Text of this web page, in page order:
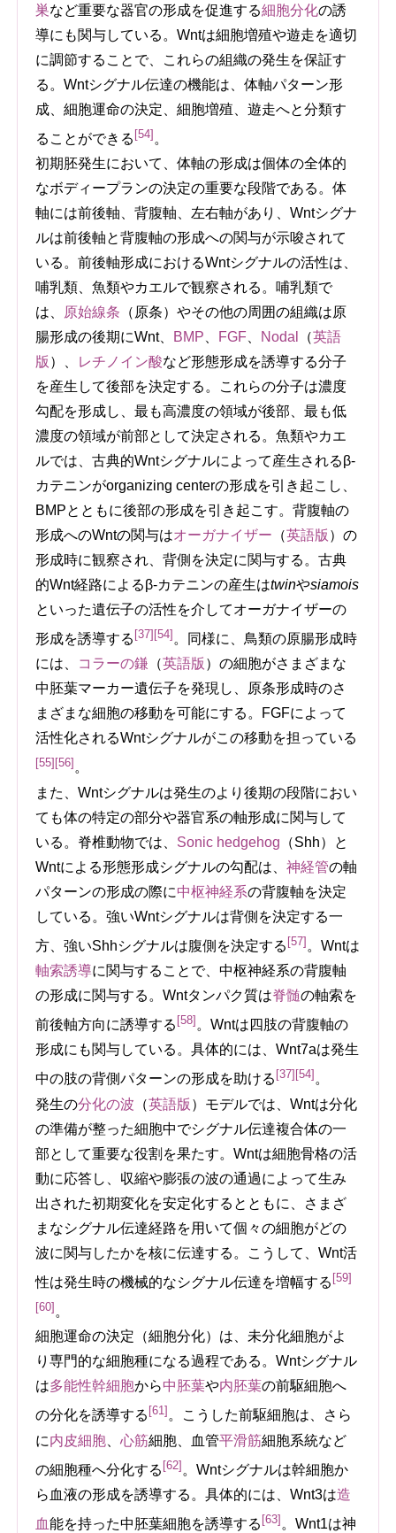
巣など重要な器官の形成を促進する細胞分化の誘
導にも関与している。Wntは細胞増殖や遊走を適切
に調節することで、これらの組織の発生を保証す
る。Wntシグナル伝達の機能は、体軸パターン形
成、細胞運命の決定、細胞増殖、遊走へと分類す
ることができる [54] 。
初期胚発生において、体軸の形成は個体の全体的
なボディープランの決定の重要な段階である。体
軸には前後軸、背腹軸、左右軸があり、Wntシグナ
ルは前後軸と背腹軸の形成への関与が示唆されて
いる。前後軸形成におけるWntシグナルの活性は、
哺乳類、魚類やカエルで観察される。哺乳類で
は、
原始線条 （原条）やその他の周囲の組織は原
腸形成の後期にWnt、
BMP FGF Nodal （英語
版 ） レチノイン酸など形態形成を誘導する分子
を産生して後部を決定する。これらの分子は濃度
勾配を形成し、最も高濃度の領域が後部、最も低
濃度の領域が前部として決定される。魚類やカエ
ルでは、古典的Wntシグナルによって産生されるβ-
カテニンがorganizing centerの形成を引き起こし、
BMPとともに後部の形成を引き起こす。背腹軸の
形成へのWntの関与はオーガナイザー （英語版 ）の
形成時に観察され、背側を決定に関与する。古典
的Wnt経路によるβ-カテニンの産生はtwinやsiamois
といった遺伝子の活性を介してオーガナイザーの
形成を誘導する [37] [54] 。同様に、鳥類の原腸形成時
には、
コラーの鎌 （英語版 ）の細胞がさまざまな
中胚葉マーカー遺伝子を発現し、原条形成時のさ
まざまな細胞の移動を可能にする。FGFによって
活性化されるWntシグナルがこの移動を担っている
[55] [56] 。
また、Wntシグナルは発生のより後期の段階におい
ても体の特定の部分や器官系の軸形成に関与して
いる。脊椎動物では、 Sonic hedgehog （Shh）と
Wntによる形態形成シグナルの勾配は、神経管の軸
パターンの形成の際に中枢神経系の背腹軸を決定
している。強いWntシグナルは背側を決定する一
方、強いShhシグナルは腹側を決定する [57] 。Wntは
軸索誘導に関与することで、中枢神経系の背腹軸
の形成に関与する。Wntタンパク質は脊髄の軸索を
前後軸方向に誘導する [58] 。Wntは四肢の背腹軸の
形成にも関与している。具体的には、Wnt7aは発生
中の肢の背側パターンの形成を助ける [37] [54] 。
発生の分化の波 （英語版 ） モデルでは、Wntは分化
の準備が整った細胞中でシグナル伝達複合体の一
部として重要な役割を果たす。Wntは細胞骨格の活
動に応答し、収縮や膨張の波の通過によって生み
出された初期変化を安定化するとともに、さまざ
まなシグナル伝達経路を用いて個々の細胞がどの
波に関与したかを核に伝達する。こうして、Wnt活
性は発生時の機械的なシグナル伝達を増幅する [59]
[60] 。
細胞運命の決定（細胞分化）は、未分化細胞がよ
り専門的な細胞種になる過程である。Wntシグナル
は多能性幹細胞から中胚葉や内胚葉の前駆細胞へ
の分化を誘導する [61] 。こうした前駆細胞は、さら
に内皮細胞 、心筋細胞、血管平滑筋細胞系統など
の細胞種へ分化する [62] 。Wntシグナルは幹細胞か
ら血液の形成を誘導する。具体的には、Wnt3は造
血能を持った中胚葉細胞を誘導する [63] 。Wnt1は神